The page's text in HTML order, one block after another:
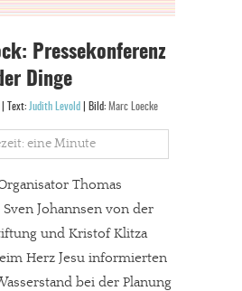
Pressekonferenz
Dinge
| Text: Judith Levold | Bild: Marc Loecke
eine Minute
Thomas
Johannsen von der
und Kristof Klitza
Herz Jesu informierten
bei der Planung